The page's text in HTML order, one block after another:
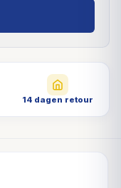
14 dagen retour